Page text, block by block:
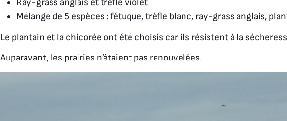
Ray-grass anglais et trèfle violet
Mélange de 5 espèces : fétuque, trèfle blanc, ray-grass anglais,
Le plantain et la chicorée ont été choisis car ils résistent à la
Auparavant, les prairies n’étaient pas renouvelées.